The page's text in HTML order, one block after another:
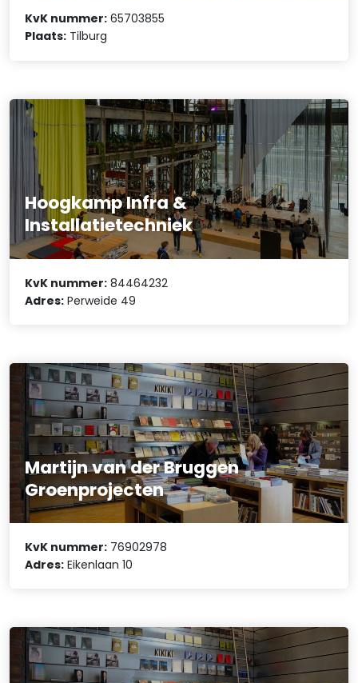
KvK nummer: 65703855
Plaats: Tilburg
Hoogkamp Infra &
Installatietechniek
KvK nummer: 84464232
Adres: Perweide 49
Martijn van der Bruggen
Groenprojecten
KvK nummer: 76902978
Adres: Eikenlaan 10